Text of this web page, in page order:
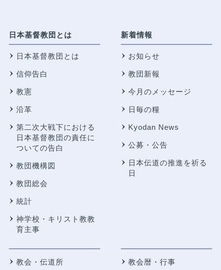
日本基督教団とは
日本基督教団とは
信仰告白
教憲
沿革
第二次大戦下における
日本基督教団の責任に
ついての告白
教団機構図
教団総会
統計
神学校・キリスト教教
育主事
新着情報
お知らせ
教団新報
今月のメッセージ
日毎の糧
Kyodan News
公募・公告
日本伝道の推進を祈る
日
教会・伝道所 教会暦・行事